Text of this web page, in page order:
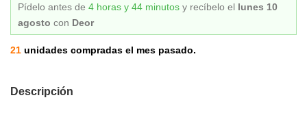
Pídelo antes de 4 horas y 44 minutos y recíbelo el lunes 10
agosto con Deor
21 unidades compradas el mes pasado.
Descripción